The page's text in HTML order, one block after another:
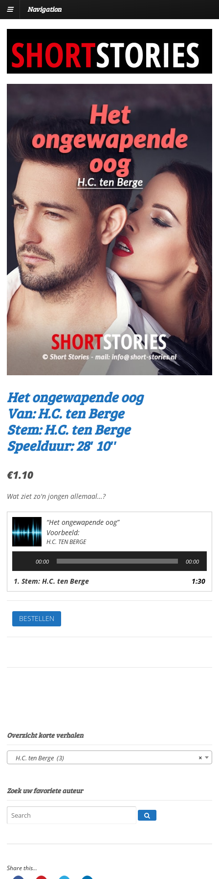
Navigation
Het ongewapende oog
Van: H.C. ten Berge
Stem: H.C. ten Berge
Speelduur: 28′ 10″
€1.10
Wat ziet zo'n jongen allemaal…?
“Het ongewapende oog”
Voorbeeld:
H.C. TEN BERGE
00:00 00:00
1. Stem: H.C. ten Berge 1:30
Het
ongewapende
oogVan:
BergeStem:
BESTELLEN
Overzicht korte verhalen
×
H.C. ten Berge (3)
Zoek uw favoriete auteur
Share this...